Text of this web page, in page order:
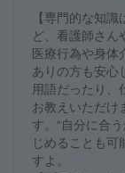
【専門的な知
ど、看護師さん
医療行為や身体
ありの方も安心
用語だったり、
お教えいただけ
す。“自分に合
じめることも可
すよ。